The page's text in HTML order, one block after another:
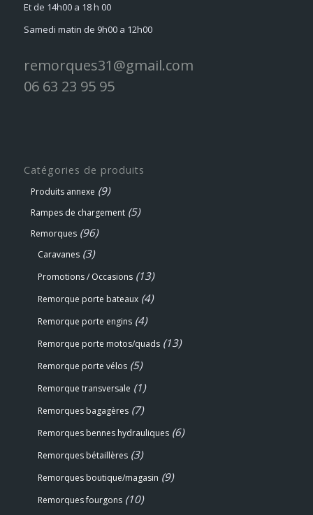
Et de 14h00 a 18 h 00
Samedi matin de 9h00 a 12h00
remorques31@gmail.com
06 63 23 95 95
Catégories de produits
Produits annexe (9)
Rampes de chargement (5)
Remorques (96)
Caravanes (3)
Promotions / Occasions (13)
Remorque porte bateaux (4)
Remorque porte engins (4)
Remorque porte motos/quads (13)
Remorque porte vélos (5)
Remorque transversale (1)
Remorques bagagères (7)
Remorques bennes hydrauliques (6)
Remorques bétaillères (3)
Remorques boutique/magasin (9)
Remorques fourgons (10)